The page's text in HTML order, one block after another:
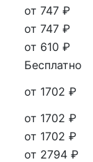
от 747 ₽
от 747 ₽
от 610 ₽
Бесплатно
от 1702 ₽
от 1702 ₽
от 1702 ₽
от 2794 ₽